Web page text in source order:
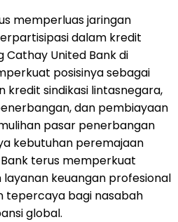
memperluas jaringan
dalam kredit
Cathay United Bank di
posisinya sebagai
kredit sindikasi lintasnegara,
dan pembiayaan
pasar penerbangan
kebutuhan peremajaan
terus memperkuat
keuangan profesional
tepercaya bagi nasabah
global.